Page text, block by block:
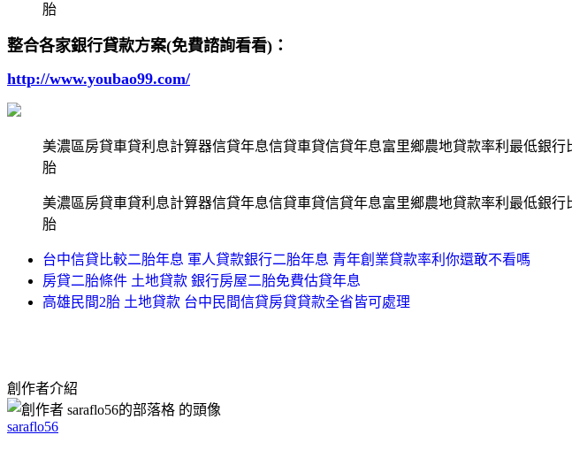
胎
整合各家銀行貸款方案(免費諮詢看看)：
http://www.youbao99.com/
美濃區房貸車貸利息計算器信貸年息信貸車貸信貸年息富里鄉農地貸款率利最低銀
胎
美濃區房貸車貸利息計算器信貸年息信貸車貸信貸年息富里鄉農地貸款率利最低銀
胎
台中信貸比較二胎年息 軍人貸款銀行二胎年息 青年創業貸款率利你還敢不看嗎
房貸二胎條件 土地貸款 銀行房屋二胎免費估貸年息
高雄民間2胎 土地貸款 台中民間信貸房貸貸款全省皆可處理
創作者介紹
saraflo56